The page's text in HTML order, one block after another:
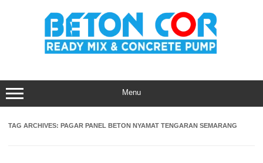
Menu
TAG ARCHIVES: PAGAR PANEL BETON NYAMAT TENGARAN SEMARANG